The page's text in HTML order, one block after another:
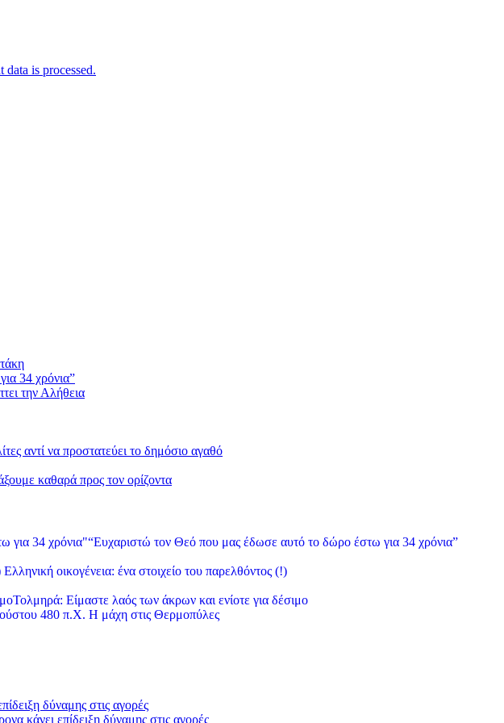
is processed.
34 χρόνια”
την Αλήθεια
αντί να προστατεύει το δημόσιο αγαθό
καθαρά προς τον ορίζοντα
“Ευχαριστώ τον Θεό που μας έδωσε αυτό το δώρο έστω για 34 χρόνια”
Ελληνική οικογένεια: ένα στοιχείο του παρελθόντος (!)
Τολμηρά: Είμαστε λαός των άκρων και ενίοτε για δέσιμο
480 π.Χ. Η μάχη στις Θερμοπύλες
δύναμης στις αγορές
κάνει επίδειξη δύναμης στις αγορές